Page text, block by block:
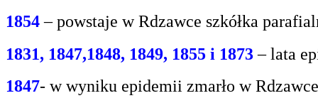
1854 – powstaje w Rdzawce szkółka
1831, 1847,1848, 1849, 1855 i 1873 – lata
1847- w wyniku epidemii zmarło w